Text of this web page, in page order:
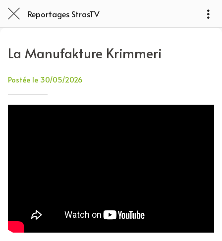
Reportages StrasTV
La Manufakture Krimmeri
Postée le 30/05/2026